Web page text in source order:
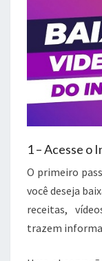
1 – Acesse o
O primeiro
você deseja
receitas,
trazem